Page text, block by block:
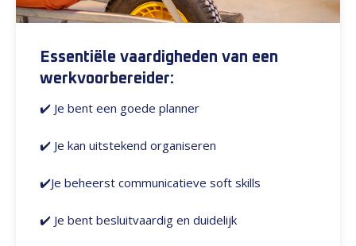
Essentiële vaardigheden van een
werkvoorbereider:
✔️ Je bent een goede planner
✔️ Je kan uitstekend organiseren
✔️Je beheerst communicatieve soft skills
✔️ Je bent besluitvaardig en duidelijk